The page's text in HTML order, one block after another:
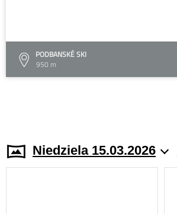
PODBANSKÉ SKI
950 m
Niedziela 15.03.2026